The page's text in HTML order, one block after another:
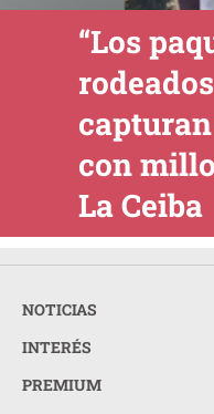
“Los
con
La Ceiba
NOTICIAS
INTERÉS
PREMIUM